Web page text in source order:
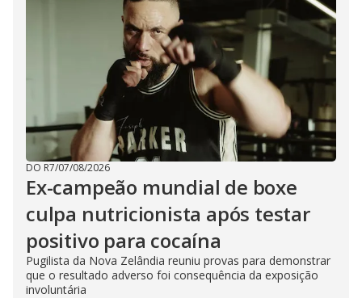
DO R7/07/08/2026
Ex-campeão mundial de boxe
culpa nutricionista após testar
positivo para cocaína
Pugilista da Nova Zelândia reuniu provas para demonstrar
que o resultado adverso foi consequência da exposição
involuntária